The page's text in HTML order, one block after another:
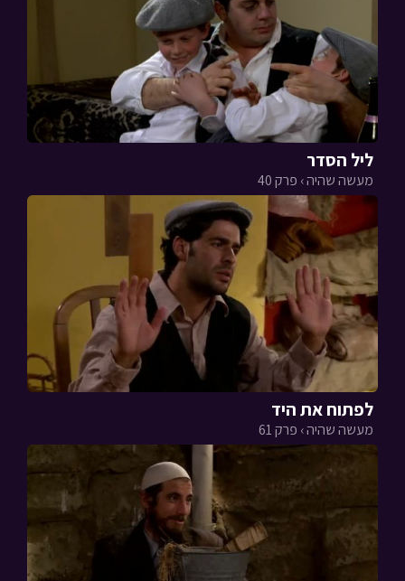
ליל הסדר
מעשה שהיה › פרק 40
לפתוח את היד
מעשה שהיה › פרק 61